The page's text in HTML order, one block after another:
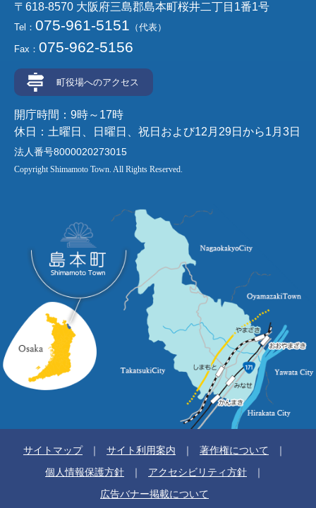
〒618-8570 大阪府三島郡島本町桜井二丁目1番1号
Tel： 075-961-5151 （代表）
Fax： 075-962-5156
町役場へのアクセス
開庁時間：9時～17時
休日：土曜日、日曜日、祝日および12月29日から1月3日
法人番号8000020273015
Copyright Shimamoto Town. All Rights Reserved.
サイトマップ サイト利用案内
著作権について
個人情報保護方針
アクセシビリティ方針
広告バナー掲載について